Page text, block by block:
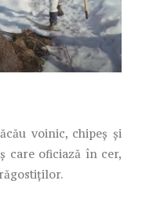
voinic, chipeş şi
care oficiază în cer,